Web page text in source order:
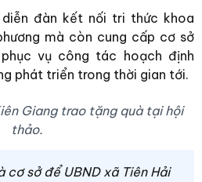
đàn kết nối tri thức khoa
mà còn cung cấp cơ sở
vụ công tác hoạch định
phát triển trong thời gian tới.
Giang trao tặng quà tại hội
thảo.
cơ sở để UBND xã Tiên Hải